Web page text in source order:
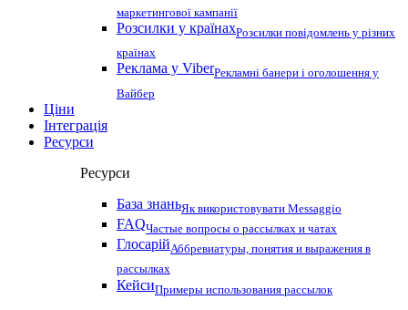
маркетингової кампанії
Розсилки у країнахРозсилки повідомлень у різних
країнах
Реклама у ViberРекламні банери і оголошення у
Вайбер
Ціни
Інтеграція
Ресурси
Ресурси
База знаньЯк використовувати Messaggio
FAQЧастые вопросы о рассылках и чатах
ГлосарійАббревиатуры, понятия и выражения в
рассылках
КейсиПримеры использования рассылок